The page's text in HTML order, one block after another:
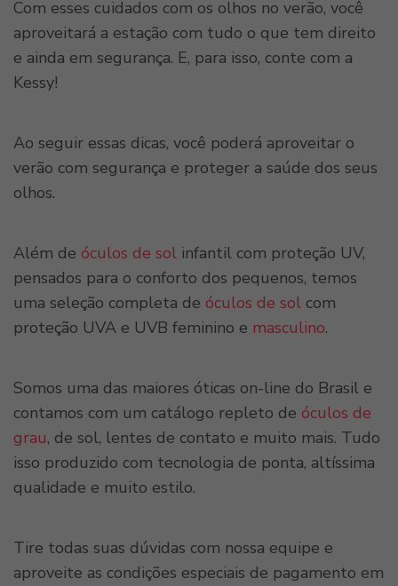
Com esses cuidados com os olhos no verão, você
aproveitará a estação com tudo o que tem direito
e ainda em segurança. E, para isso, conte com a
Kessy!
Ao seguir essas dicas, você poderá aproveitar o
verão com segurança e proteger a saúde dos seus
olhos.
Além de óculos de sol infantil com proteção UV,
pensados para o conforto dos pequenos, temos
uma seleção completa de óculos de sol com
proteção UVA e UVB feminino e masculino.
Somos uma das maiores óticas on-line do Brasil e
contamos com um catálogo repleto de óculos de
grau, de sol, lentes de contato e muito mais. Tudo
isso produzido com tecnologia de ponta, altíssima
qualidade e muito estilo.
Tire todas suas dúvidas com nossa equipe e
aproveite as condições especiais de pagamento em